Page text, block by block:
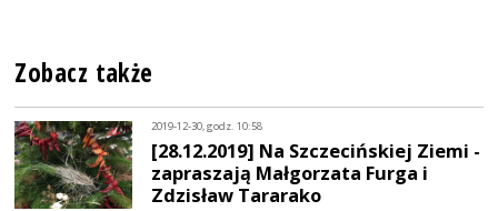
Zobacz także
2019-12-30, godz. 10:58
[28.12.2019] Na Szczecińskiej Ziemi -
zapraszają Małgorzata Furga i
Zdzisław Tararako